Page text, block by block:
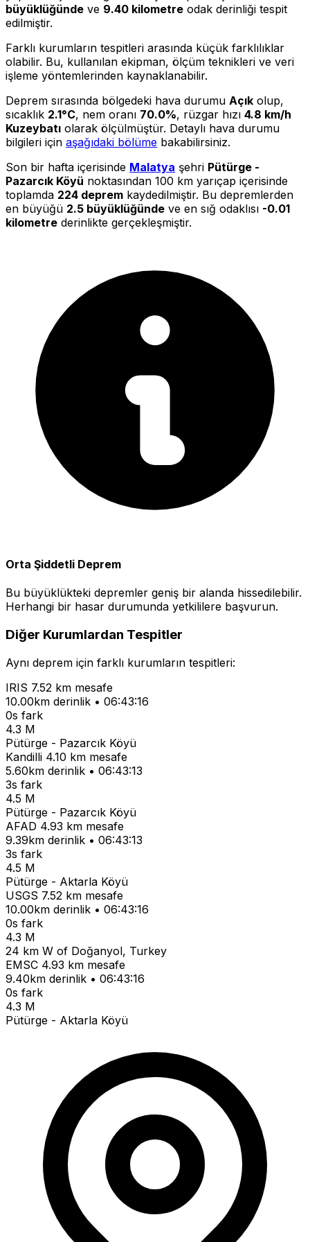
büyüklüğünde ve 9.40 kilometre odak derinliği tespit
edilmiştir.
Farklı kurumların tespitleri arasında küçük farklılıklar
olabilir. Bu, kullanılan ekipman, ölçüm teknikleri ve veri
işleme yöntemlerinden kaynaklanabilir.
Deprem sırasında bölgedeki hava durumu Açık olup,
sıcaklık 2.1°C, nem oranı 70.0%, rüzgar hızı 4.8 km/h
Kuzeybatı olarak ölçülmüştür. Detaylı hava durumu
bilgileri için aşağıdaki bölüme bakabilirsiniz.
Son bir hafta içerisinde Malatya şehri Pütürge -
Pazarcık Köyü noktasından 100 km yarıçap içerisinde
toplamda 224 deprem kaydedilmiştir. Bu depremlerden
en büyüğü 2.5 büyüklüğünde ve en sığ odaklısı -0.01
kilometre derinlikte gerçekleşmiştir.
Orta Şiddetli Deprem
Bu büyüklükteki depremler geniş bir alanda hissedilebilir.
Herhangi bir hasar durumunda yetkililere başvurun.
Diğer Kurumlardan Tespitler
Aynı deprem için farklı kurumların tespitleri:
IRIS 7.52 km mesafe
10.00km derinlik • 06:43:16
0s fark
4.3 M
Pütürge - Pazarcık Köyü
Kandilli 4.10 km mesafe
5.60km derinlik • 06:43:13
3s fark
4.5 M
Pütürge - Pazarcık Köyü
AFAD 4.93 km mesafe
9.39km derinlik • 06:43:13
3s fark
4.5 M
Pütürge - Aktarla Köyü
USGS 7.52 km mesafe
10.00km derinlik • 06:43:16
0s fark
4.3 M
24 km W of Doğanyol, Turkey
EMSC 4.93 km mesafe
9.40km derinlik • 06:43:16
0s fark
4.3 M
Pütürge - Aktarla Köyü